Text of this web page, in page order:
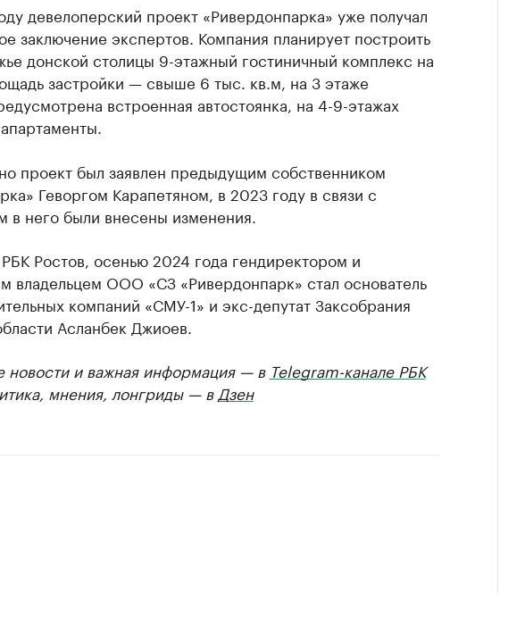
девелоперский проект «Ривердонпарка» уже получал
заключение экспертов. Компания планирует построить
донской столицы 9-этажный гостиничный комплекс на
застройки — свыше 6 тыс. кв.м, на 3 этаже
встроенная автостоянка, на 4-9-этажах
проект был заявлен предыдущим собственником
Геворгом Карапетяном, в 2023 году в связи с
в него были внесены изменения.
РБК Ростов, осенью 2024 года гендиректором и
владельцем ООО «СЗ «Ривердонпарк» стал основатель
компаний «СМУ-1» и экс-депутат Заксобрания
Асланбек Джиоев.
новости и важная информация — в Telegram-канале РБК
мнения, лонгриды — в Дзен